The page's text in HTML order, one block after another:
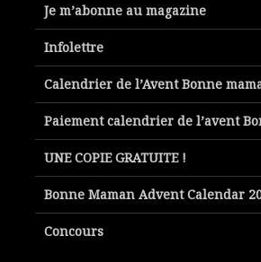
Je m’abonne au magazine
Infolettre
Calendrier de l’Avent Bonne
Paiement calendrier de l’avent
UNE COPIE GRATUITE !
Bonne Maman Advent Calendar
Concours